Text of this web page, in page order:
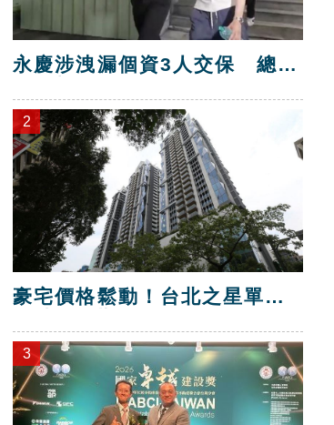
永慶涉洩漏個資3人交保 總部
2
豪宅價格鬆動！台北之星單坪
3